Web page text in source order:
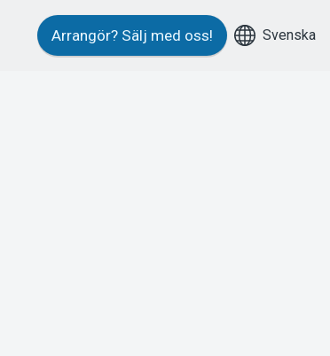
Arrangör? Sälj med oss! Svenska